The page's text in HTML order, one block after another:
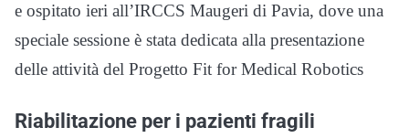
e ospitato ieri all’IRCCS Maugeri di Pavia, dove una
speciale sessione è stata dedicata alla presentazione
delle attività del Progetto Fit for Medical Robotics
Riabilitazione per i pazienti fragili